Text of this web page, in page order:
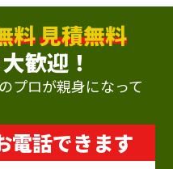
料見積無料
歓迎！
プロが親身になって
電話できます